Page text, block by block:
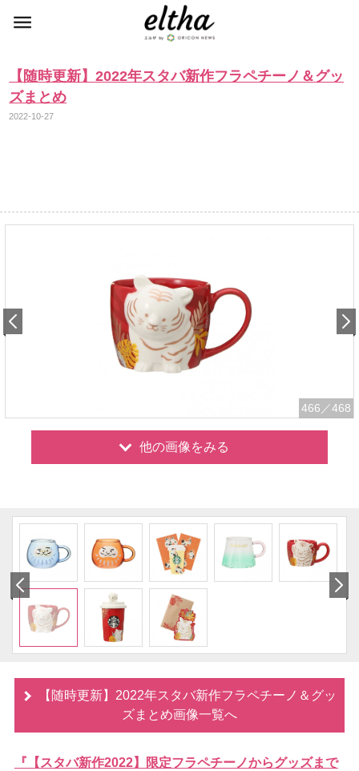
【随時更新】2022年スタバ新作フラペチーノ＆グッ
ズまとめ
2022-10-27
466 ／468
他の画像をみる
【随時更新】2022年スタバ新作フラペチーノ＆グッ
ズまとめ画像一覧へ
『【スタバ新作2022】限定フラペチーノからグッズまで